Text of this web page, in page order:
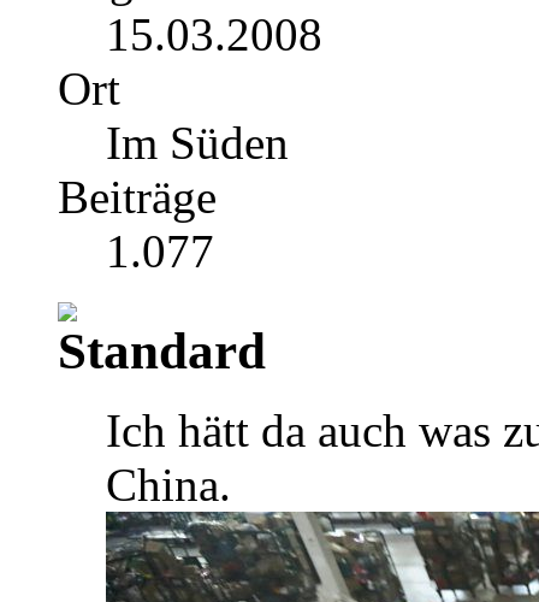
15.03.2008
Ort
Im Süden
Beiträge
1.077
Ich hätt da auch was
China.